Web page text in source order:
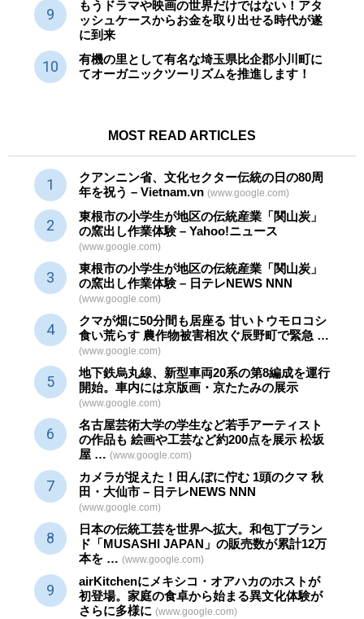
もうドラマや映画の世界だけではない！アタ
ッシュケースからお金を取り出せる時代が遂
に到来
有機の里として有名な埼玉県比企郡小川町に
てオーガニックツーリズムを推進します！
MOST READ ARTICLES
クアンニン省、文化セクター伝統の日の80周
年を祝う – Vietnam.vn (www.google.com)
東根市の小学生が地区の伝統産業 「関山炭」
の窯出し作業体験 – Yahoo!ニュース
(www.google.com)
東根市の小学生が地区の伝統産業 「関山炭」
の窯出し作業体験 – 日テレNEWS NNN
(www.google.com)
クマが畑に50分間も居座る 甘いトウモロコシ
食い荒らす 農作物被害相次ぐ辰野町で緊急 …
(www.google.com)
地下鉄烏丸線、新型車両20系の第8編成を運行
開始。車内には京版画・京たたみの展示
(www.google.com)
名古屋芸術大学の学生など若手アーティスト
の作品も 絵画や工芸など約200点を展示 松坂
屋 … (www.google.com)
カメラが捉えた！田んぼに佇む 1頭のクマ 秋
田・大仙市 – 日テレNEWS NNN
(www.google.com)
日本の伝統工芸を世界へ拡大。和包丁ブラン
ド「MUSASHI JAPAN」の販売数が累計12万
本を … (www.google.com)
airKitchenにメキシコ・オアハカのホストが
初登場。家庭の食卓から始まる異文化体験が
さらに多様に (www.google.com)